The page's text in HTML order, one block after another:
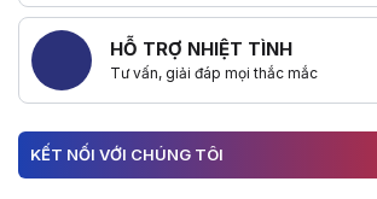
HỖ TRỢ NHIỆT TÌNH
Tư vấn, giải đáp mọi thắc mắc
KẾT NỐI VỚI CHÚNG TÔI